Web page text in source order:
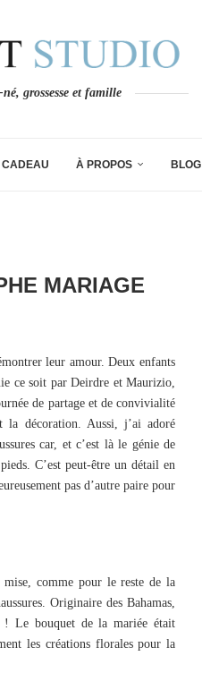
grossesse et famille
CADEAU À PROPOS BLOG
MARIAGE
leur amour. Deux enfants
ce soit par Deirdre et Maurizio,
de partage et de convivialité
décoration. Aussi, j’ai adoré
car, et c’est là le génie de
C’est peut-être un détail en
pas d’autre paire pour
comme pour le reste de la
Originaire des Bahamas,
! Le bouquet de la mariée était
les créations florales pour la